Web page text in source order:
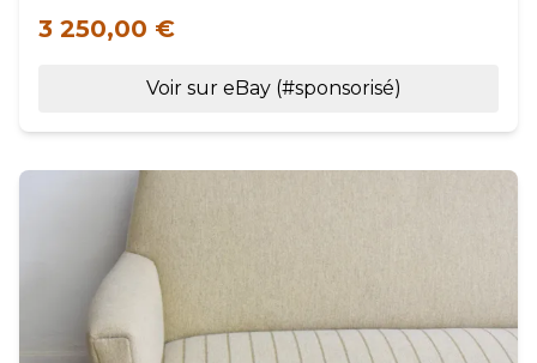
3 250,00 €
Voir sur eBay (#sponsorisé)